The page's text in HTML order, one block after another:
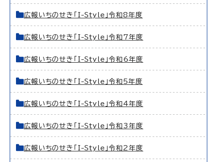
広報いちのせき「I-Style」令和8年度
広報いちのせき「I-Style」令和7年度
広報いちのせき「I-Style」令和6年度
広報いちのせき「I-Style」令和5年度
広報いちのせき「I-Style」令和4年度
広報いちのせき「I-Style」令和3年度
広報いちのせき「I-Style」令和2年度